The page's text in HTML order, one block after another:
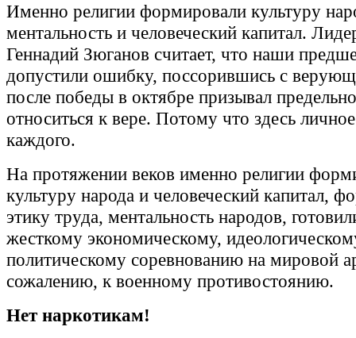
Именно религии формировали культуру
ментальность и человеческий капитал.
Геннадий Зюганов считает, что наши
допустили ошибку, поссорившись с
после победы в октябре призывал
относиться к вере. Потому что здесь
каждого.
На протяжении веков именно религии
культуру народа и человеческий капитал,
этику труда, ментальность народов,
жесткому экономическому,
политическому соревнованию на мировой
сожалению, к военному противостоянию.
Нет наркотикам!